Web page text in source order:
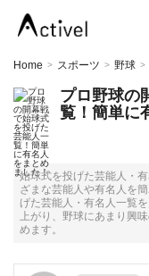
Home > スポーツ > 野球 >
プロ野球の
覧！簡単に
始球式を投げた芸能人・
ざまな芸能人や有名人を
げた芸能人・有名人一覧
上がり、野球にあまり興
めます。